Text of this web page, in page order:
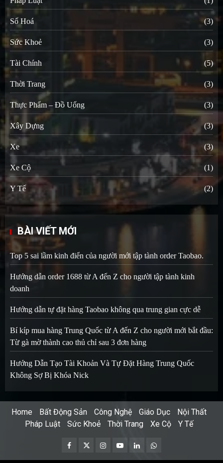
Số Hoá (3)
Sức Khoẻ (3)
Tài Chính (5)
Thời Trang (3)
Thực Phẩm – Đồ Uống (3)
Xây Dựng (3)
Xe (3)
Xe Cộ (1)
Y Tế (2)
BÀI VIẾT MỚI
Top 5 sai lầm kinh điển của người mới tập tành order Taobao.
Hướng dẫn order 1688 từ A đến Z cho người tập tành kinh
doanh
Hướng dẫn tự đặt hàng Taobao không qua trung gian cực dễ
Bí kíp mua hàng Trung Quốc từ A đến Z cho người mới bắt đầu:
Từ gà mờ thành cao thủ chỉ sau 3 đơn hàng
Hướng Dẫn Tạo Tài Khoản Và Tự Đặt Hàng Trung Quốc
Không Sợ Bị Khóa Nick
Home Bất Động Sản Công Nghệ Giáo Dục
Nội Thất
Pháp Luật
Sức Khoẻ Thời Trang Xe Cộ Y Tế
Facebook
TwitterInstagram
YoutubeLinkedinWhatsapp